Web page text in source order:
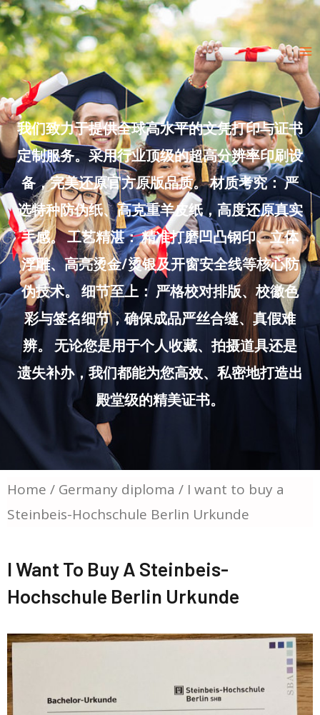
Skip
to
content
我们致力于提供全球高水平的文凭打印与证书
定制服务。采用行业顶级的超高分辨率印刷设
备，完美还原官方原版品质。 材质考究： 严
选特种防伪纸、高克重羊皮纸，高度还原真实
手感。 工艺精湛： 精准打磨凹凸钢印、立体
浮雕、高亮烫金/烫银及开窗安全线等核心防
伪技术。 细节至上： 严格校对排版、校徽色
彩与签名细节，确保成品严丝合缝、真假难
辨。 无论您是用于个人收藏、拍摄道具还是
遗失补办，我们都能为您高效、私密地打造出
殿堂级的精美证书。
Home / Germany diploma / I want to buy a
Steinbeis-Hochschule Berlin Urkunde
I Want To Buy A Steinbeis-
Hochschule Berlin Urkunde